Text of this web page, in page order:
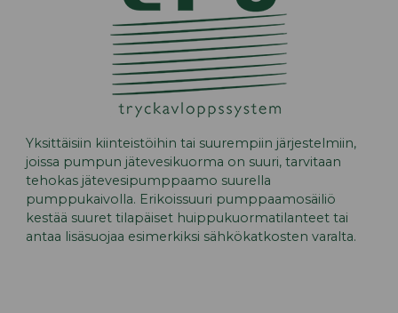
Yksittäisiin kiinteistöihin tai suurempiin järjestelmiin,
joissa pumpun jätevesikuorma on suuri, tarvitaan
tehokas jätevesipumppaamo suurella
pumppukaivolla. Erikoissuuri pumppaamosäiliö
kestää suuret tilapäiset huippukuormatilanteet tai
antaa lisäsuojaa esimerkiksi sähkökatkosten varalta.